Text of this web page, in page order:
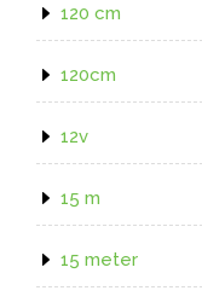
120 cm
120cm
12v
15 m
15 meter